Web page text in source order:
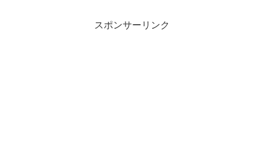
スポンサーリンク